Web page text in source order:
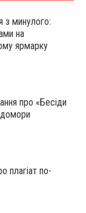
з минулого:
на
ярмарку
про «Бесіди
плагіат по-